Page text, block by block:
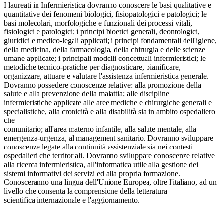
I laureati in Infermieristica dovranno conoscere le basi qualitative e
quantitative dei fenomeni biologici, fisiopatologici e patologici; le
basi molecolari, morfologiche e funzionali dei processi vitali,
fisiologici e patologici; i principi bioetici generali, deontologici,
giuridici e medico-legali applicati; i principi fondamentali dell'igiene,
della medicina, della farmacologia, della chirurgia e delle scienze
umane applicate; i principali modelli concettuali infermieristici; le
metodiche tecnico-pratiche per diagnosticare, pianificare,
organizzare, attuare e valutare l'assistenza infermieristica generale.
Dovranno possedere conoscenze relative: alla promozione della
salute e alla prevenzione della malattia; alle discipline
infermieristiche applicate alle aree mediche e chirurgiche generali e
specialistiche, alla cronicità e alla disabilità sia in ambito ospedaliero
che
comunitario; all'area materno infantile, alla salute mentale, alla
emergenza-urgenza, al management sanitario. Dovranno sviluppare
conoscenze legate alla continuità assistenziale sia nei contesti
ospedalieri che territoriali. Dovranno sviluppare conoscenze relative
alla ricerca infermieristica, all'informatica utile alla gestione dei
sistemi informativi dei servizi ed alla propria formazione.
Conosceranno una lingua dell'Unione Europea, oltre l'italiano, ad un
livello che consenta la comprensione della letteratura
scientifica internazionale e l'aggiornamento.